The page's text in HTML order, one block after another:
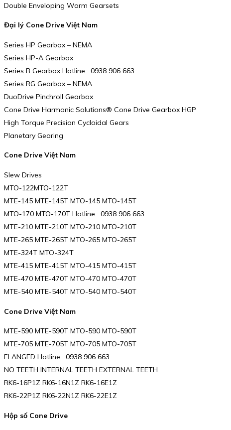
Double Enveloping Worm Gearsets
Đại lý Cone Drive Việt Nam
Series HP Gearbox – NEMA
Series HP-A Gearbox
Series B Gearbox Hotline : 0938 906 663
Series RG Gearbox – NEMA
DuoDrive Pinchroll Gearbox
Cone Drive Harmonic Solutions® Cone Drive Gearbox HGP
High Torque Precision Cycloidal Gears
Planetary Gearing
Cone Drive Việt Nam
Slew Drives
MTO-122MTO-122T
MTE-145 MTE-145T MTO-145 MTO-145T
MTO-170 MTO-170T Hotline : 0938 906 663
MTE-210 MTE-210T MTO-210 MTO-210T
MTE-265 MTE-265T MTO-265 MTO-265T
MTE-324T MTO-324T
MTE-415 MTE-415T MTO-415 MTO-415T
MTE-470 MTE-470T MTO-470 MTO-470T
MTE-540 MTE-540T MTO-540 MTO-540T
Cone Drive Việt Nam
MTE-590 MTE-590T MTO-590 MTO-590T
MTE-705 MTE-705T MTO-705 MTO-705T
FLANGED Hotline : 0938 906 663
NO TEETH INTERNAL TEETH EXTERNAL TEETH
RK6-16P1Z RK6-16N1Z RK6-16E1Z
RK6-22P1Z RK6-22N1Z RK6-22E1Z
Hộp số Cone Drive